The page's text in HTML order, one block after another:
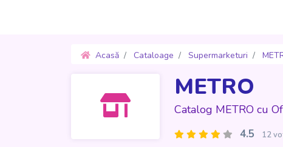
Acasă Cataloage Supermarketuri
METRO
Catalog METRO cu
4.5 12